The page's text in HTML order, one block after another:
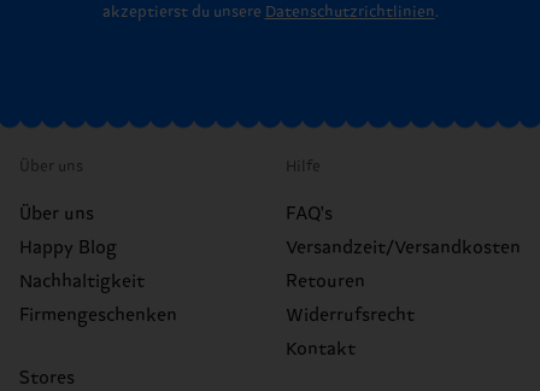
akzeptierst du unsere Datenschutzrichtlinien.
Über uns
Über uns
Happy Blog
Nachhaltigkeit
Firmengeschenken
Stores
Hilfe
FAQ's
Versandzeit/Versandkosten
Retouren
Widerrufsrecht
Kontakt